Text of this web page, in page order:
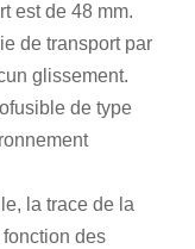
est de 48 mm.
de transport par
glissement.
de type
la trace de la
des